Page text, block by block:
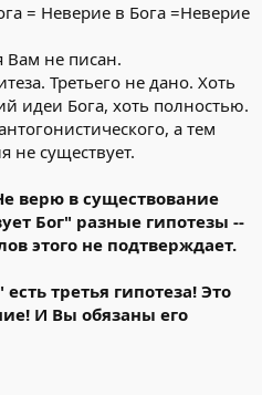
= Неверие в Бога =Неверие
Вам не писан.
Третьего не дано. Хоть
идеи Бога, хоть полностью.
а тем
не существует.
верю в существование
Бог" разные гипотезы --
этого не подтверждает.
есть третья гипотеза! Это
И Вы обязаны его